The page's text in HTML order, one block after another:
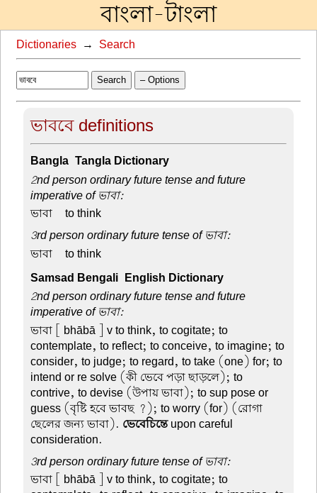
বাংলা-টাংলা
Dictionaries → Search
Search – Options
ভাববে definitions
Bangla-Tangla Dictionary
2nd person ordinary future tense and future
imperative of ভাবা:
ভাবা –to think
3rd person ordinary future tense of ভাবা:
ভাবা –to think
Samsad Bengali-English Dictionary
2nd person ordinary future tense and future
imperative of ভাবা:
ভাবা [ bhābā ] v to think, to cogitate; to
contemplate, to reflect; to conceive, to imagine; to
consider, to judge; to regard, to take (one) for; to
intend or re solve (কী ভেবে পড়া ছাড়লে); to
contrive, to devise (উপায় ভাবা); to sup pose or
guess (বৃষ্টি হবে ভাবছ ?); to worry (for) (রোগা
ছেলের জন্য ভাবা). ভেবেচিন্তেupon careful
consideration.
3rd person ordinary future tense of ভাবা:
ভাবা [ bhābā ] v to think, to cogitate; to